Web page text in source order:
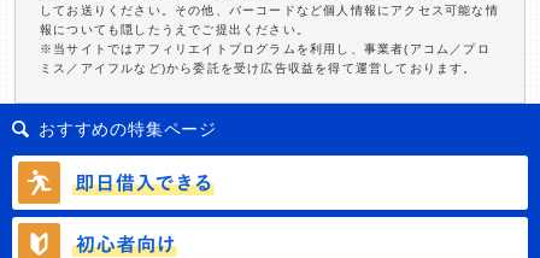
してお送りください。その他、バーコードなど個人情報にアクセス可能な情
報についても隠したうえでご提出ください。
※当サイトではアフィリエイトプログラムを利用し、事業者(アコム／プロ
ミス／アイフルなど)から委託を受け広告収益を得て運営しております。
おすすめの特集ページ